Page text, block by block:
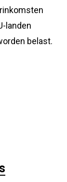
landen
belast.